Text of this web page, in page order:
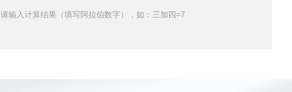
请输入计算结果（填写阿拉伯数字），如：三加四=7